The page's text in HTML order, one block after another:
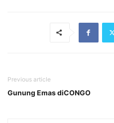
Previous article
Gunung Emas diCONGO